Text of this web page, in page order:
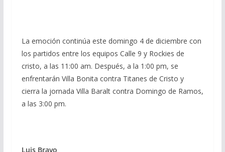
La emoción continúa este domingo 4 de diciembre con
los partidos entre los equipos Calle 9 y Rockies de
cristo, a las 11:00 am. Después, a la 1:00 pm, se
enfrentarán Villa Bonita contra Titanes de Cristo y
cierra la jornada Villa Baralt contra Domingo de Ramos,
a las 3:00 pm.
Luis Bravo